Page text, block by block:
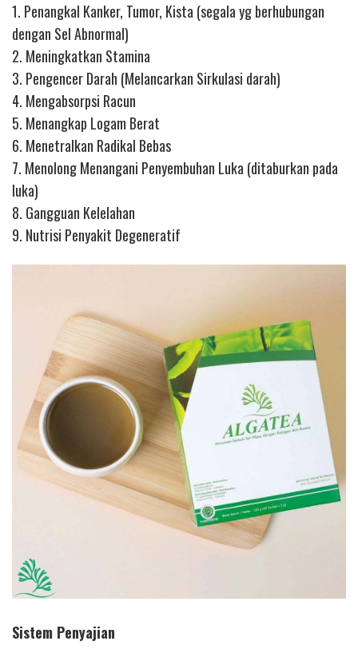
1. Penangkal Kanker, Tumor, Kista (segala yg berhubungan
dengan Sel Abnormal)
2. Meningkatkan Stamina
3. Pengencer Darah (Melancarkan Sirkulasi darah)
4. Mengabsorpsi Racun
5. Menangkap Logam Berat
6. Menetralkan Radikal Bebas
7. Menolong Menangani Penyembuhan Luka (ditaburkan pada
luka)
8. Gangguan Kelelahan
9. Nutrisi Penyakit Degeneratif
Sistem Penyajian